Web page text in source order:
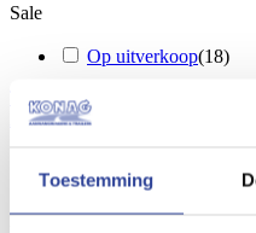
Toestemming
Sale
Op uitverkoop(18)
Toon(276
Annuleren
Gesloten
Een geslotenaanhanger